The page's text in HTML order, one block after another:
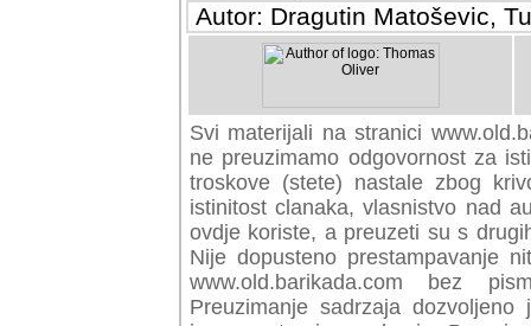
Autor: Dragutin Matoševic,
Svi materijali na stranici
preuzimamo odgovornost za
troskove (stete) nastale zbog
istinitost clanaka, vlasnistvo nad
ovdje koriste, a preuzeti su s
Nije dopusteno prestampavanje
www.old.barikada.com bez
Preuzimanje sadrzaja